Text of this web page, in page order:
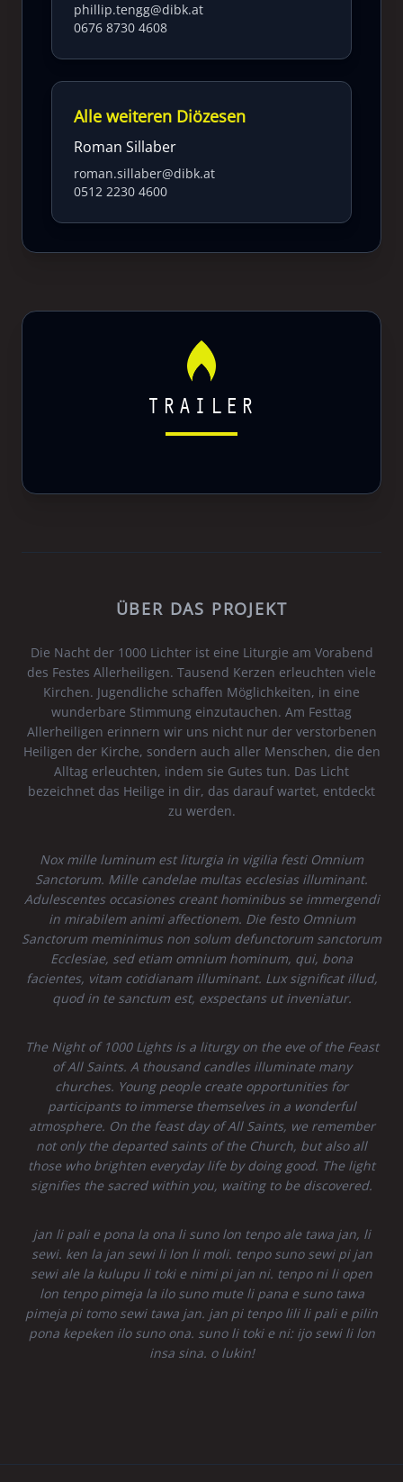
phillip.tengg@dibk.at
0676 8730 4608
Alle weiteren Diözesen
Roman Sillaber
roman.sillaber@dibk.at
0512 2230 4600
TRAILER
ÜBER DAS PROJEKT
Die Nacht der 1000 Lichter ist eine Liturgie am Vorabend
des Festes Allerheiligen. Tausend Kerzen erleuchten viele
Kirchen. Jugendliche schaffen Möglichkeiten, in eine
wunderbare Stimmung einzutauchen. Am Festtag
Allerheiligen erinnern wir uns nicht nur der verstorbenen
Heiligen der Kirche, sondern auch aller Menschen, die den
Alltag erleuchten, indem sie Gutes tun. Das Licht
bezeichnet das Heilige in dir, das darauf wartet, entdeckt
zu werden.
Nox mille luminum est liturgia in vigilia festi Omnium
Sanctorum. Mille candelae multas ecclesias illuminant.
Adulescentes occasiones creant hominibus se immergendi
in mirabilem animi affectionem. Die festo Omnium
Sanctorum meminimus non solum defunctorum sanctorum
Ecclesiae, sed etiam omnium hominum, qui, bona
facientes, vitam cotidianam illuminant. Lux significat illud,
quod in te sanctum est, exspectans ut inveniatur.
The Night of 1000 Lights is a liturgy on the eve of the Feast
of All Saints. A thousand candles illuminate many
churches. Young people create opportunities for
participants to immerse themselves in a wonderful
atmosphere. On the feast day of All Saints, we remember
not only the departed saints of the Church, but also all
those who brighten everyday life by doing good. The light
signifies the sacred within you, waiting to be discovered.
jan li pali e pona la ona li suno lon tenpo ale tawa jan, li
sewi. ken la jan sewi li lon li moli. tenpo suno sewi pi jan
sewi ale la kulupu li toki e nimi pi jan ni. tenpo ni li open
lon tenpo pimeja la ilo suno mute li pana e suno tawa
pimeja pi tomo sewi tawa jan. jan pi tenpo lili li pali e pilin
pona kepeken ilo suno ona. suno li toki e ni: ijo sewi li lon
insa sina. o lukin!